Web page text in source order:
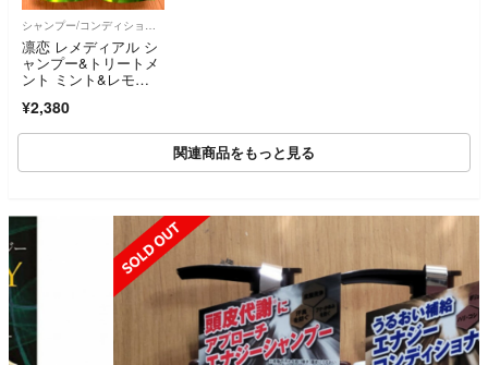
シャンプー/コンディショナーセット
凛恋 レメディアル シ
ャンプー&トリートメ
ント ミント&レモ
¥2,380
関連商品をもっと見る
SOLD OUT